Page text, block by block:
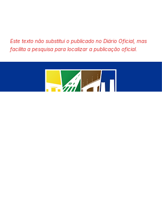
Este texto não substitui o publicado no Diário Oficial, mas
facilita a pesquisa para localizar a publicação oficial.